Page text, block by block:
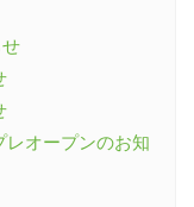
オープンのお知